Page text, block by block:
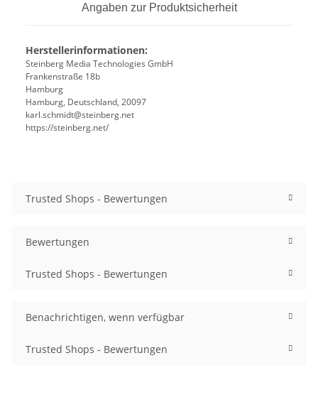
Angaben zur Produktsicherheit
Herstellerinformationen:
Steinberg Media Technologies GmbH
Frankenstraße 18b
Hamburg
Hamburg, Deutschland, 20097
karl.schmidt@steinberg.net
https://steinberg.net/
Trusted Shops - Bewertungen
Bewertungen
Trusted Shops - Bewertungen
Benachrichtigen, wenn verfügbar
Trusted Shops - Bewertungen